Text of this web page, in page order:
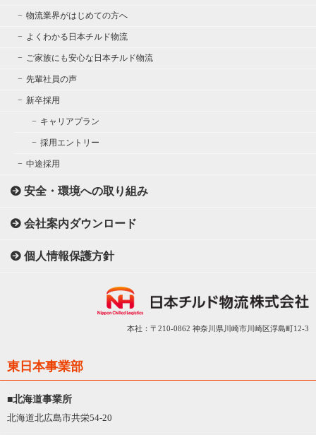
物流業界がはじめての方へ
よくわかる日本チルド物流
ご家族にも安心な日本チルド物流
先輩社員の声
新卒採用
キャリアプラン
採用エントリー
中途採用
安全・環境への取り組み
会社案内ダウンロード
個人情報保護方針
本社：〒210-0862 神奈川県川崎市川崎区浮島町12-3
東日本事業部
■北海道事業所
北海道北広島市共栄54-20